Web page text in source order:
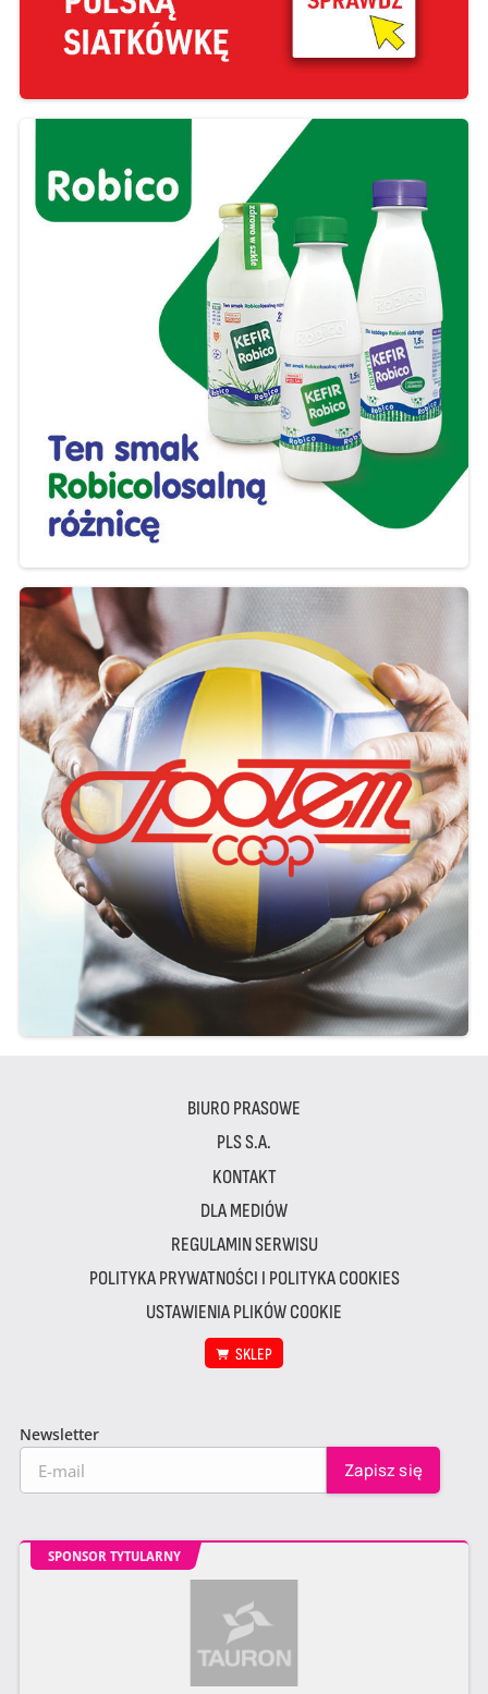
BIURO PRASOWE
PLS S.A.
KONTAKT
DLA MEDIÓW
REGULAMIN SERWISU
POLITYKA PRYWATNOŚCI I POLITYKA COOKIES
USTAWIENIA PLIKÓW COOKIE
SKLEP
Newsletter
SPONSOR TYTULARNY